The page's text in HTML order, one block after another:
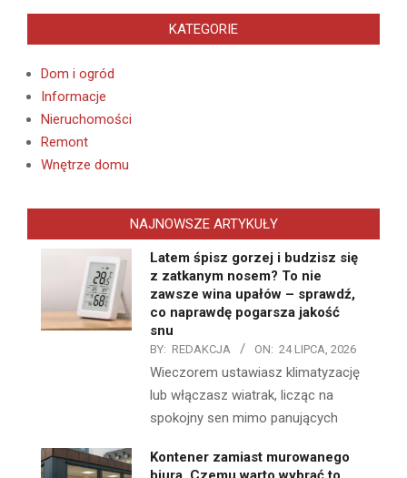
KATEGORIE
Dom i ogród
Informacje
Nieruchomości
Remont
Wnętrze domu
NAJNOWSZE ARTYKUŁY
Latem śpisz gorzej i budzisz się
z zatkanym nosem? To nie
zawsze wina upałów – sprawdź,
co naprawdę pogarsza jakość
snu
BY: REDAKCJA ON: 24 LIPCA, 2026
Wieczorem ustawiasz klimatyzację
lub włączasz wiatrak, licząc na
spokojny sen mimo panujących
Kontener zamiast murowanego